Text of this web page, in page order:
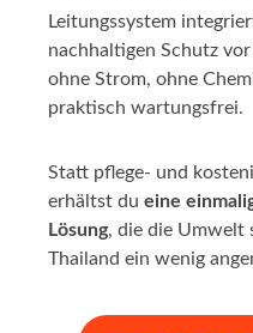
Leitungssystem
nachhaltigen Schutz
ohne Strom, ohne
praktisch wartungsfrei.
Statt pflege- und
erhältst du eine
Lösung, die die Umwelt
Thailand ein wenig